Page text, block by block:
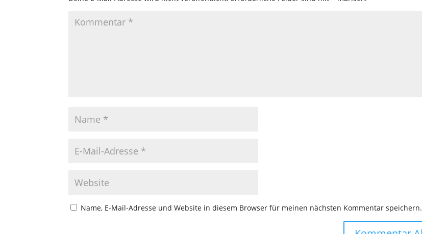
Name, E-Mail-Adresse und Website in diesem Browser für meinen nächsten Kommentar speichern.